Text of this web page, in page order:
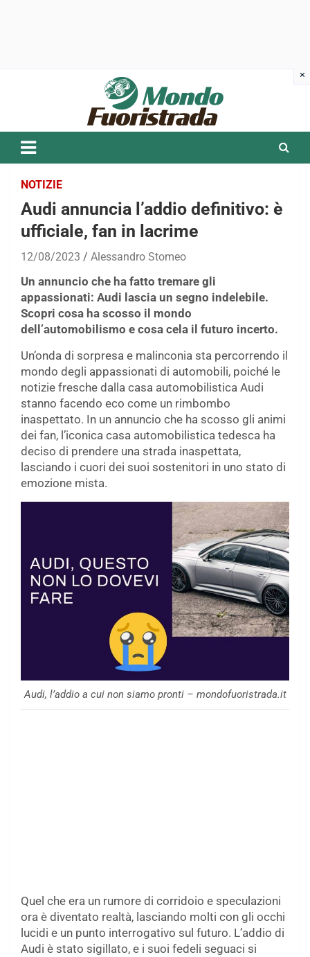
NOTIZIE
Audi annuncia l’addio definitivo: è
ufficiale, fan in lacrime
12/08/2023 Alessandro Stomeo
Un annuncio che ha fatto tremare gli
appassionati: Audi lascia un segno indelebile.
Scopri cosa ha scosso il mondo
dell’automobilismo e cosa cela il futuro incerto.
Un’onda di sorpresa e malinconia sta percorrendo il
mondo degli appassionati di automobili, poiché le
notizie fresche dalla casa automobilistica Audi
stanno facendo eco come un rimbombo
inaspettato. In un annuncio che ha scosso gli animi
dei fan, l’iconica casa automobilistica tedesca ha
deciso di prendere una strada inaspettata,
lasciando i cuori dei suoi sostenitori in uno stato di
emozione mista.
Audi, l’addio a cui non siamo pronti – mondofuoristrada.it
Quel che era un rumore di corridoio e speculazioni
ora è diventato realtà, lasciando molti con gli occhi
lucidi e un punto interrogativo sul futuro. L’addio di
Audi è stato sigillato, e i suoi fedeli seguaci si